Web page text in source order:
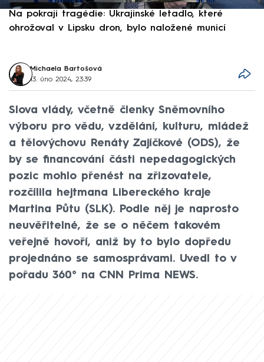
Na pokraji tragédie: Ukrajinské letadlo, které
ohrožoval v Lipsku dron, bylo naložené municí
Michaela Bartošová
13. úno 2024, 23:39
Slova vlády, včetně členky Sněmovního
výboru pro vědu, vzdělání, kulturu, mládež
a tělovýchovu Renáty Zajíčkové (ODS), že
by se financování části nepedagogických
pozic mohlo přenést na zřizovatele,
rozčílila hejtmana Libereckého kraje
Martina Půtu (SLK). Podle něj je naprosto
neuvěřitelné, že se o něčem takovém
veřejně hovoří, aniž by to bylo dopředu
projednáno se samosprávami. Uvedl to v
pořadu 360° na CNN Prima NEWS.